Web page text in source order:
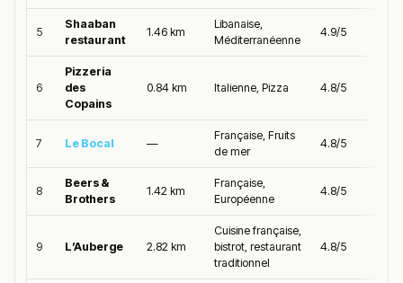
5
Shaaban
restaurant
1.46 km
Libanaise,
Méditerranéenne
4.9/5
6
Pizzeria
des
Copains
0.84 km Italienne, Pizza 4.8/5
7 Le Bocal —
Française, Fruits
de mer
4.8/5
8
Beers &
Brothers
1.42 km
Française,
Européenne
4.8/5
9 L’Auberge 2.82 km
Cuisine française,
bistrot, restaurant
traditionnel
4.8/5